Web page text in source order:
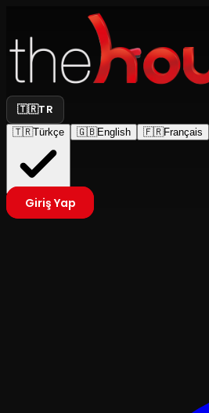
🇹🇷TR
🇹🇷Türkçe 🇬🇧English 🇫🇷Français
Giriş Yap